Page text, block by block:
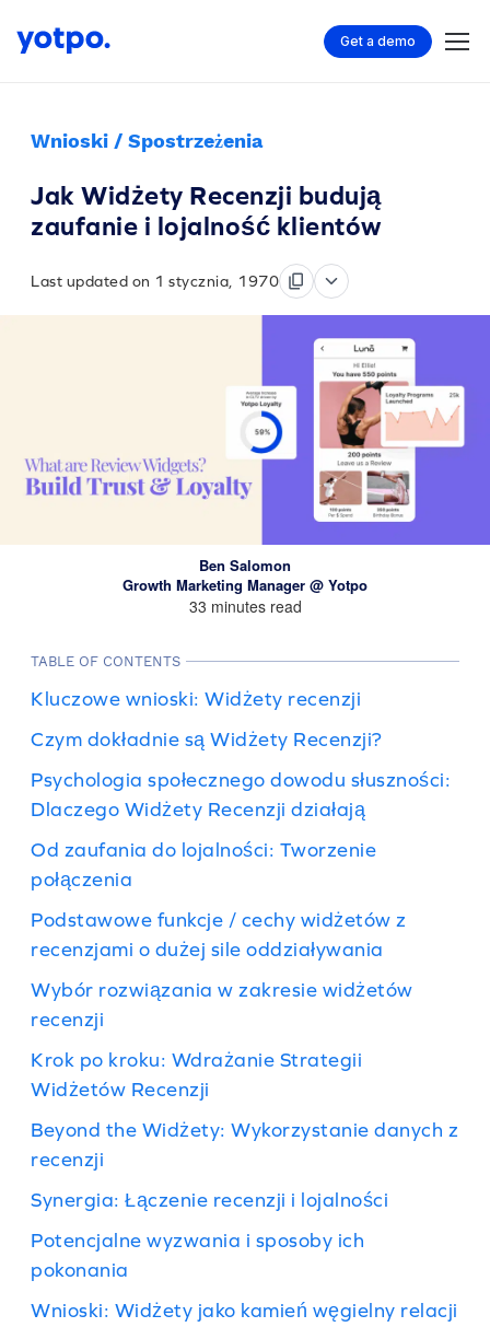
Get a demo
Wnioski / Spostrzeżenia
Jak Widżety Recenzji budują
zaufanie i lojalność klientów
Last updated on 1 stycznia, 1970
Ben Salomon
Growth Marketing Manager @ Yotpo
33 minutes read
TABLE OF CONTENTS
Kluczowe wnioski: Widżety recenzji
Czym dokładnie są Widżety Recenzji?
Psychologia społecznego dowodu słuszności:
Dlaczego Widżety Recenzji działają
Od zaufania do lojalności: Tworzenie
połączenia
Podstawowe funkcje / cechy widżetów z
recenzjami o dużej sile oddziaływania
Wybór rozwiązania w zakresie widżetów
recenzji
Krok po kroku: Wdrażanie Strategii
Widżetów Recenzji
Beyond the Widżety: Wykorzystanie danych z
recenzji
Synergia: Łączenie recenzji i lojalności
Potencjalne wyzwania i sposoby ich
pokonania
Wnioski: Widżety jako kamień węgielny relacji